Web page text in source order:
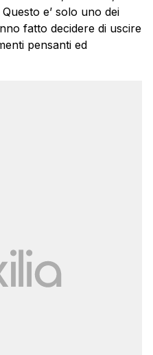
e’ solo uno dei
fatto decidere di uscire
pensanti ed